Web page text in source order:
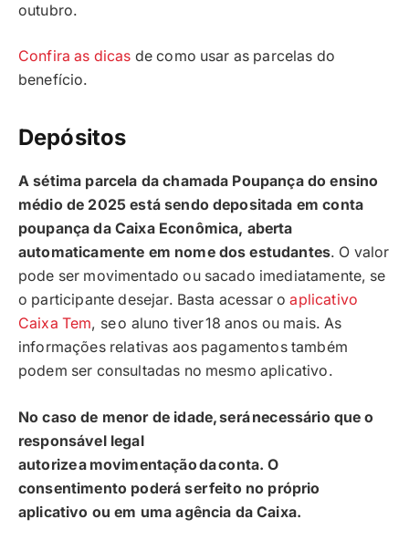
outubro.
Confira as dicas de como usar as parcelas do
benefício.
Depósitos
A sétima parcela da chamada Poupança do ensino
médio de 2025 está sendo depositada em conta
poupança da Caixa Econômica, aberta
automaticamente em nome dos estudantes. O valor
pode ser movimentado ou sacado imediatamente, se
o participante desejar. Basta acessar oaplicativo
Caixa Tem, se o aluno tiver 18 anos ou mais. As
informações relativas aos pagamentos também
podem ser consultadas no mesmo aplicativo.
No caso de menor de idade, será necessário que o
responsável legal
autorize a movimentação da conta. O
consentimento poderá ser feito no próprio
aplicativo ou em uma agência da Caixa.